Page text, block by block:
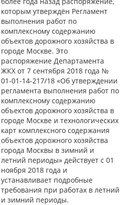
которым утверждён Регламент
выполнения работ по
комплексному содержанию
объектов дорожного хозяйства в
городе Москве. Это
распоряжение Департамента
ЖКХ от 7 сентября 2018 года №
01-01-14-217/18 «Об утверждении
регламента выполнения работ по
комплексному содержанию
объектов дорожного хозяйства в
городе Москве и технологических
карт комплексного содержания
объектов дорожного хозяйства
города Москвы в зимний и
летний периоды» действует с 01
ноября 2018 года и
устанавливает подробные
требования при работах в летний
и зимний периоды.